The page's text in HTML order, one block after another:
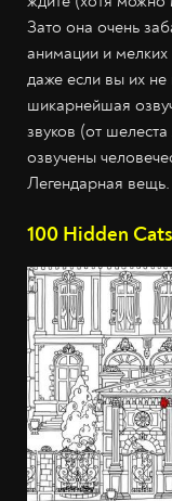
Зато она очень
анимации и
даже если вы их
шикарнейшая
звуков (от
озвучены
Легендарная вещь.
100 Hidden